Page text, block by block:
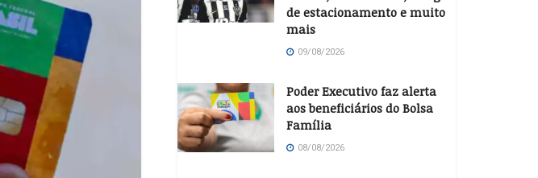
de estacionamento e muito
mais
09/08/2026
Poder Executivo faz alerta
aos beneficiários do Bolsa
Família
08/08/2026